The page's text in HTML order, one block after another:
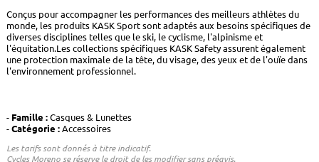
Conçus pour accompagner les performances des meilleurs athlètes du
monde, les produits KASK Sport sont adaptés aux besoins spécifiques de
diverses disciplines telles que le ski, le cyclisme, l'alpinisme et
l'équitation.Les collections spécifiques KASK Safety assurent également
une protection maximale de la tête, du visage, des yeux et de l'ouïe dans
l'environnement professionnel.
Famille :Casques & Lunettes
Catégorie :Accessoires
Les tarifs sont donnés à titre indicatif.
Cycles Moreno se réserve le droit de les modifier sans préavis.